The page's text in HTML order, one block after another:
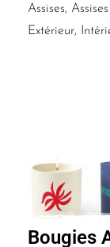
Assises,
Extérieur,
Bougies